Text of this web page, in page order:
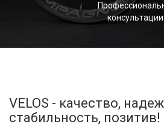
консультации
VELOS - качество,
стабильность, позитив!